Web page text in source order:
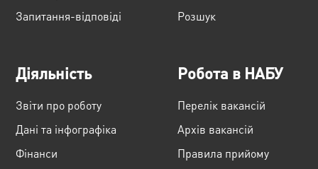
Запитання-відповіді
Розшук
Діяльність
Звіти про роботу
Дані та інфографіка
Фінанси
Робота в НАБУ
Перелік вакансій
Архів вакансій
Правила прийому